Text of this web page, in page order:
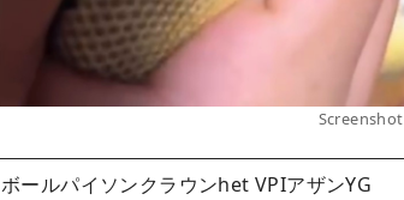
Screenshot
ボールパイソンクラウンhet VPIアザンYG